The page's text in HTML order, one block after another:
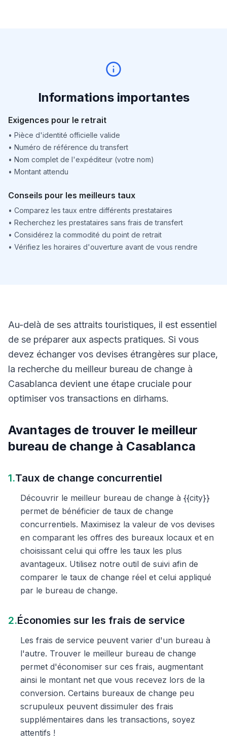
Informations importantes
Exigences pour le retrait
• Pièce d'identité officielle valide
• Numéro de référence du transfert
• Nom complet de l'expéditeur (votre nom)
• Montant attendu
Conseils pour les meilleurs taux
• Comparez les taux entre différents prestataires
• Recherchez les prestataires sans frais de transfert
• Considérez la commodité du point de retrait
• Vérifiez les horaires d'ouverture avant de vous rendre
Au-delà de ses attraits touristiques, il est essentiel
de se préparer aux aspects pratiques. Si vous
devez échanger vos devises étrangères sur place,
la recherche du meilleur bureau de change à
Casablanca devient une étape cruciale pour
optimiser vos transactions en dirhams.
Avantages de trouver le meilleur
bureau de change à Casablanca
1.Taux de change concurrentiel
Découvrir le meilleur bureau de change à {{city}}
permet de bénéficier de taux de change
concurrentiels. Maximisez la valeur de vos devises
en comparant les offres des bureaux locaux et en
choisissant celui qui offre les taux les plus
avantageux. Utilisez notre outil de suivi afin de
comparer le taux de change réel et celui appliqué
par le bureau de change.
2.Économies sur les frais de service
Les frais de service peuvent varier d'un bureau à
l'autre. Trouver le meilleur bureau de change
permet d'économiser sur ces frais, augmentant
ainsi le montant net que vous recevez lors de la
conversion. Certains bureaux de change peu
scrupuleux peuvent dissimuler des frais
supplémentaires dans les transactions, soyez
attentifs !